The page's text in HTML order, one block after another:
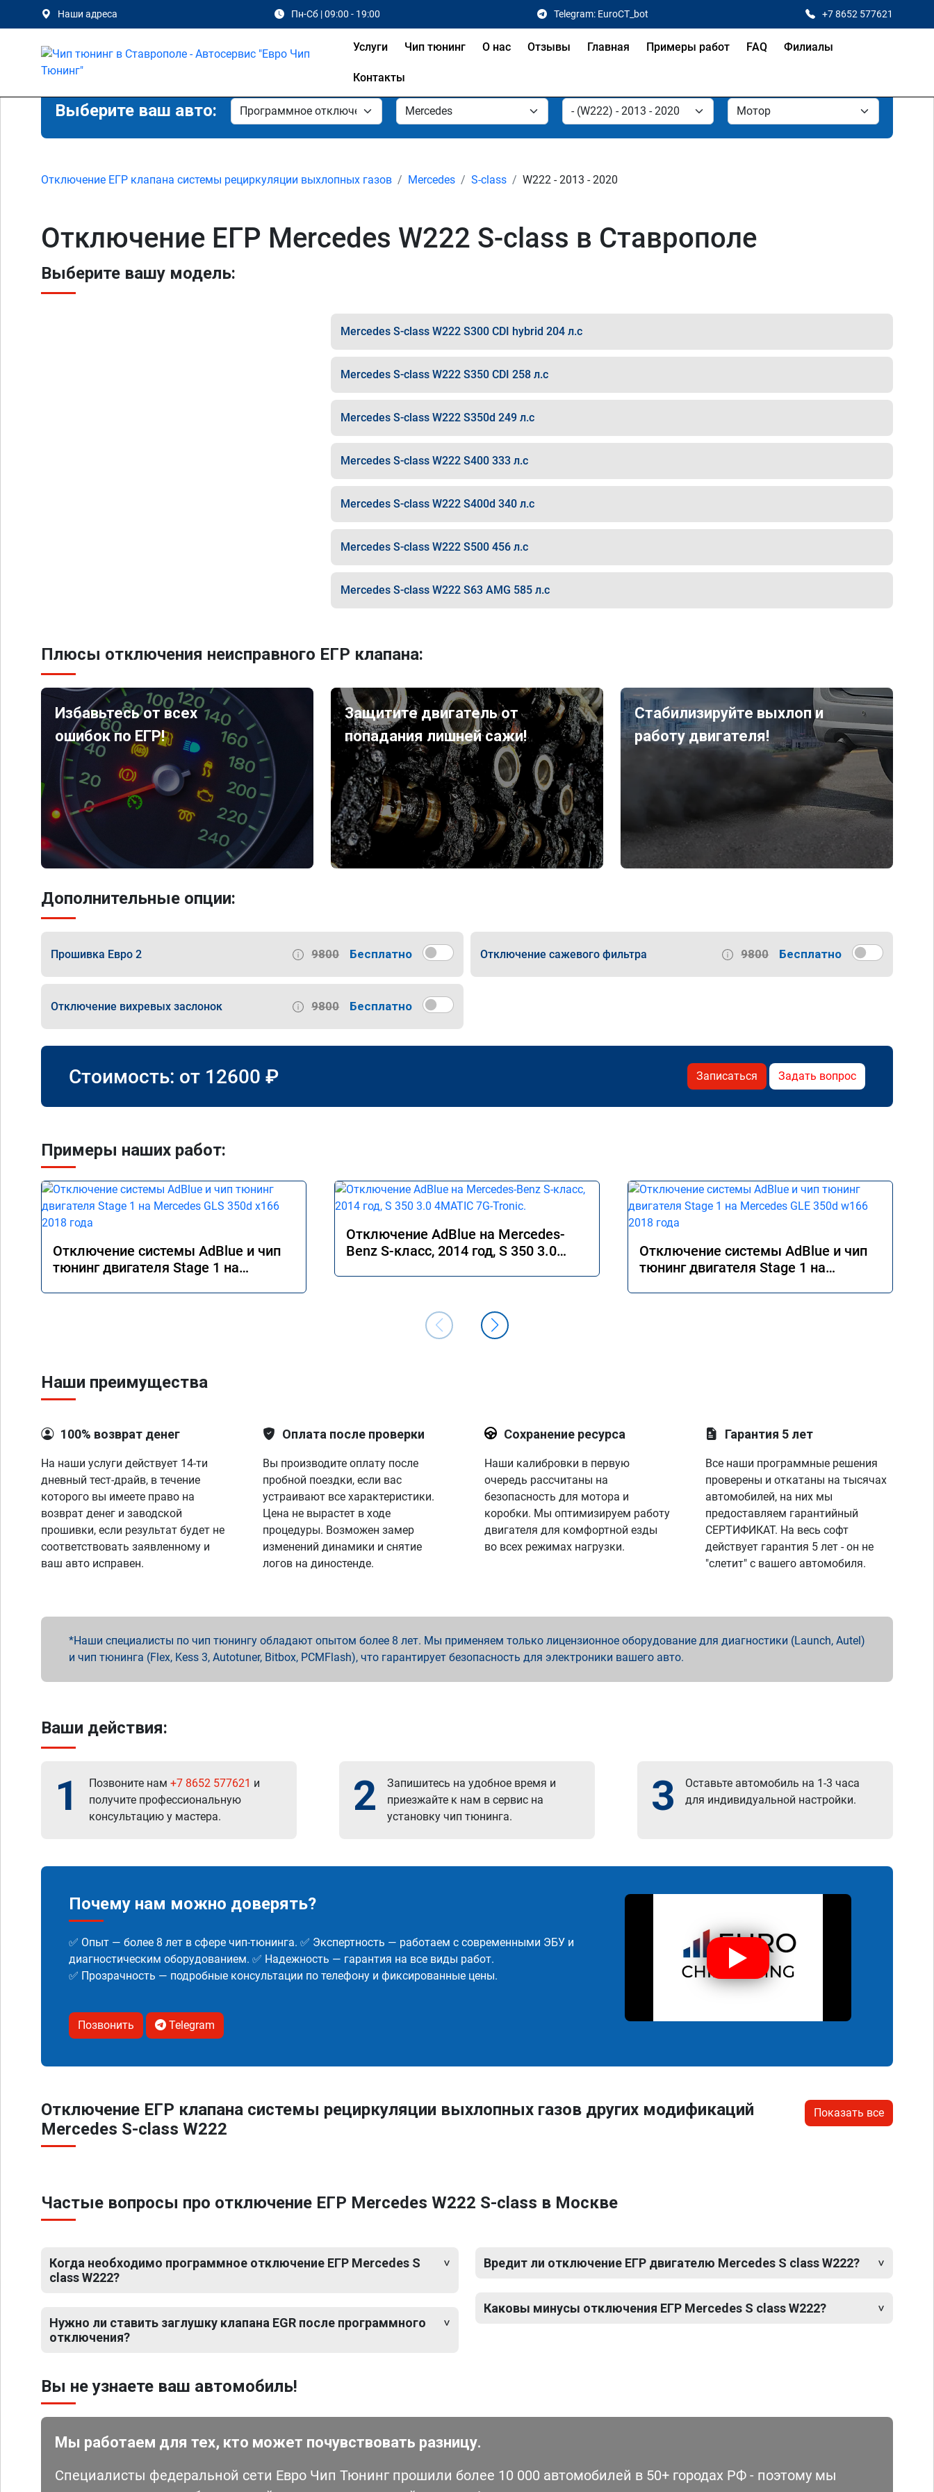
Наши адреса Пн-Сб | 09:00 - 19:00 Telegram: EuroCT_bot +7 8652 577621
Услуги Чип тюнинг О нас Отзывы Главная Примеры работ FAQ Филиалы
Контакты
Выберите ваш авто:
Отключение ЕГР клапана системы рециркуляции выхлопных газов Mercedes S-class W222 - 2013 - 2020
Отключение ЕГР Mercedes W222 S-class в Ставрополе
Выберите вашу модель:
Mercedes S-class W222 S300 CDI hybrid 204 л.с
Mercedes S-class W222 S350 CDI 258 л.с
Mercedes S-class W222 S350d 249 л.с
Mercedes S-class W222 S400 333 л.с
Mercedes S-class W222 S400d 340 л.с
Mercedes S-class W222 S500 456 л.с
Mercedes S-class W222 S63 AMG 585 л.с
Плюсы отключения неисправного ЕГР клапана:
Избавьтесь от всех
ошибок по ЕГР!
Защитите двигатель от
попадания лишней сажи!
Стабилизируйте выхлоп и
работу двигателя!
Дополнительные опции:
Прошивка Евро 2 9800 Бесплатно Отключение сажевого фильтра 9800 Бесплатно
Отключение вихревых заслонок 9800 Бесплатно
Стоимость: от 12600 ₽ Записаться Задать вопрос
Примеры наших работ:
Отключение системы AdBlue и чип
тюнинг двигателя Stage 1 на
Отключение AdBlue на Mercedes-
Benz S-класс, 2014 год, S 350 3.0
Отключение системы AdBlue и чип
тюнинг двигателя Stage 1 на
Наши преимущества
100% возврат денег
На наши услуги действует 14-ти
дневный тест-драйв, в течение
которого вы имеете право на
возврат денег и заводской
прошивки, если результат будет не
соответствовать заявленному и
ваш авто исправен.
Оплата после проверки
Вы производите оплату после
пробной поездки, если вас
устраивают все характеристики.
Цена не вырастет в ходе
процедуры. Возможен замер
изменений динамики и снятие
логов на диностенде.
Сохранение ресурса
Наши калибровки в первую
очередь рассчитаны на
безопасность для мотора и
коробки. Мы оптимизируем работу
двигателя для комфортной езды
во всех режимах нагрузки.
Гарантия 5 лет
Все наши программные решения
проверены и откатаны на тысячах
автомобилей, на них мы
предоставляем гарантийный
СЕРТИФИКАТ. На весь софт
действует гарантия 5 лет - он не
"слетит" с вашего автомобиля.
Наши специалисты по чип тюнингу обладают опытом более 8 лет. Мы применяем только лицензионное оборудование для диагностики (Launch, Autel)
и чип тюнинга (Flex, Kess 3, Autotuner, Bitbox, PCMFlash), что гарантирует безопасность для электроники вашего авто.
Ваши действия:
1 Позвоните нам +7 8652 577621 и
получите профессиональную
консультацию у мастера.
2
Запишитесь на удобное время и
приезжайте к нам в сервис на
установку чип тюнинга.
3
Оставьте автомобиль на 1-3 часа
для индивидуальной настройки.
Почему нам можно доверять?
✅ Опыт — более 8 лет в сфере чип-тюнинга. ✅ Экспертность — работаем с современными ЭБУ и
диагностическим оборудованием. ✅ Надежность — гарантия на все виды работ.
✅ Прозрачность — подробные консультации по телефону и фиксированные цены.
Позвонить Telegram
Отключение ЕГР клапана системы рециркуляции выхлопных газов других модификаций
Mercedes S-class W222
Показать все
Частые вопросы про отключение ЕГР Mercedes W222 S-class в Москве
Когда необходимо программное отключение ЕГР Mercedes S
class W222?
Нужно ли ставить заглушку клапана EGR после программного
отключения?
Вредит ли отключение ЕГР двигателю Mercedes S class W222?
Каковы минусы отключения ЕГР Mercedes S class W222?
Вы не узнаете ваш автомобиль!
Мы работаем для тех, кто может почувствовать разницу.
Специалисты федеральной сети Евро Чип Тюнинг прошили более 10 000 автомобилей в 50+ городах РФ - поэтому мы